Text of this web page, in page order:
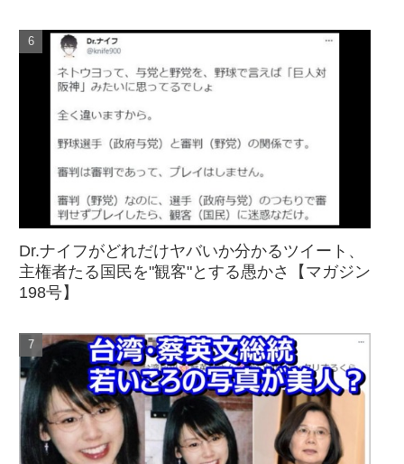
Dr.ナイフがどれだけヤバいか分かるツイート、
主権者たる国民を"観客"とする愚かさ【マガジン
198号】